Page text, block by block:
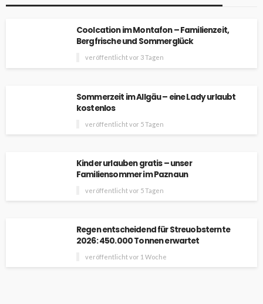
Coolcation im Montafon – Familienzeit,
Bergfrische und Sommerglück
veröffentlicht vor 3 Tagen
Sommerzeit im Allgäu – eine Lady urlaubt
kostenlos
veröffentlicht vor 5 Tagen
Kinder urlauben gratis – unser
Familiensommer im Paznaun
veröffentlicht vor 5 Tagen
Regen entscheidend für Streuobsternte
2026: 450.000 Tonnen erwartet
veröffentlicht vor 1 Woche